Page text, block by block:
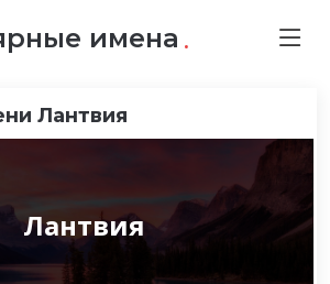
имена .
Лантвия
Лантвия